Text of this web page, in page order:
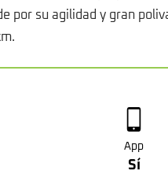
por su agilidad y gran
App
Sí